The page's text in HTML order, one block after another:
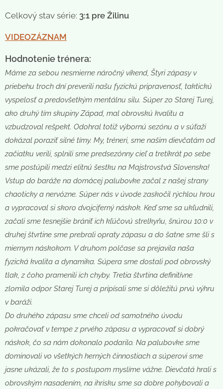
Celkový stav série: 3:1 pre Žilinu
VIDEOZÁZNAM
Hodnotenie trénera:
Máme za sebou nesmierne náročný víkend, Štyri zápasy v
priebehu troch dní preverili našu fyzickú pripravenosť, taktickú
vyspelosť a predovšetkým mentálnu silu. Súper zo Starej Turej,
ako druhý tím skupiny Západ, mal obrovskú kvalitu a
vzbudzoval rešpekt. Odohral totiž výbornú sezónu a v súťaži
dokázal poraziť silné tímy. My, tréneri, sme našim dievčatám od
začiatku verili, splnili sme predsezónny cieľ a tretíkrát po sebe
sme postúpili medzi elitnú šestku na Majstrovstvá Slovenska!
Vstup do baráže na domácej palubovke začal z našej strany
chaoticky a nervózne. Súper nás v úvode zaskočil rýchlou hrou
a vypracoval si skoro dvojciferný náskok. Keď sme sa ukľudnili,
začali sme tesnejšie brániť ich kľúčovú strelkyňu, šnúrou 10:0 v
druhej štvrtine sme prebrali opraty zápasu a do šatne sme šli s
miernym náskokom. V druhom polčase sa prejavila naša
fyzická kvalita a dynamika. Súpera sme dostali pod obrovský
tlak, z čoho pramenili ich chyby. Tretia štvrtina definitívne
zlomila odpor Starej Turej a pripísali sme si dôležitú prvú výhru
v baráži.
Do druhého zápasu sme chceli od samotného úvodu
pokračovať v tempe z prvého zápasu a vypracovať si dobrý
náskok, čo sa nám dokonalo podarilo. Na palubovke sme
dominovali vo všetkých herných činnostiach a súperovi sme
jasne ukázali, že to s postupom myslíme vážne. Dievčatá hrali s
obrovským nasadením, na ihrisku sme sa dobre pohybovali a